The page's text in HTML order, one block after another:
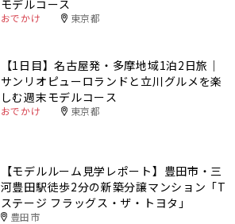
モデルコース
おでかけ 東京都
【1日目】名古屋発・多摩地域1泊2日旅｜
サンリオピューロランドと立川グルメを楽
しむ週末モデルコース
おでかけ 東京都
【モデルルーム見学レポート】豊田市・三
河豊田駅徒歩2分の新築分譲マンション「T
ステージ フラッグス・ザ・トヨタ」
豊田市